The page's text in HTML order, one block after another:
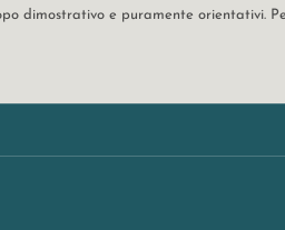
dimostrativo e puramente orientativi.